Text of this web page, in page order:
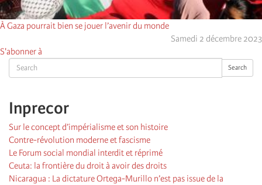
Search Search
Inprecor
Sur le concept d’impérialisme et son histoire
Contre-révolution moderne et fascisme
Le Forum social mondial interdit et réprimé
Ceuta: la frontière du droit à avoir des droits
Nicaragua : La dictature Ortega-Murillo n’est pas issue de la
À Gaza pourrait bien se jouer l’avenir du monde
Samedi 2 décembre 2023
S'abonner à